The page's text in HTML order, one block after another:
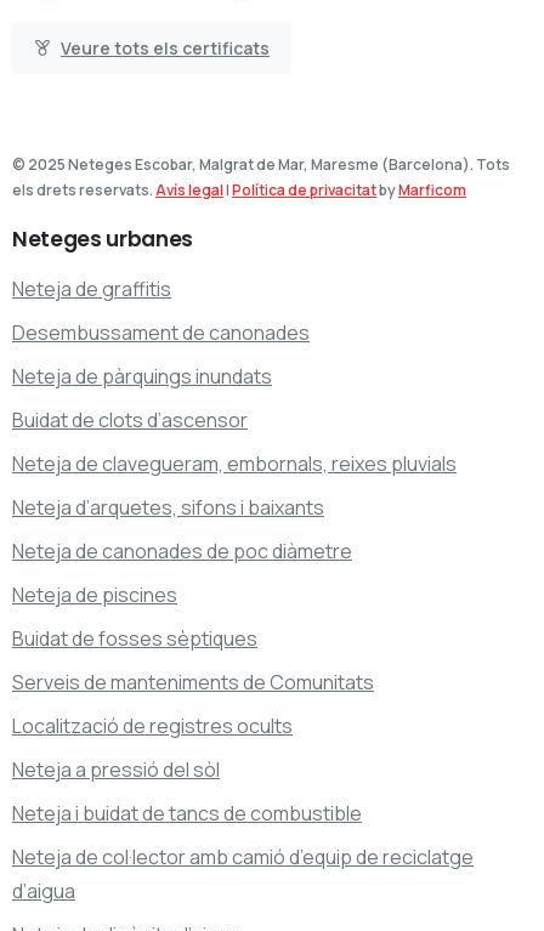
Veure tots els certificats
© 2025 Neteges Escobar, Malgrat de Mar, Maresme (Barcelona). Tots
els drets reservats.Avís legal|Política de privacitatbyMarficom
Neteges urbanes
Neteja de graffitis
Desembussament de canonades
Neteja de pàrquings inundats
Buidat de clots d’ascensor
Neteja de clavegueram, embornals, reixes pluvials
Neteja d’arquetes, sifons i baixants
Neteja de canonades de poc diàmetre
Neteja de piscines
Buidat de fosses sèptiques
Serveis de manteniments de Comunitats
Localització de registres ocults
Neteja a pressió del sòl
Neteja i buidat de tancs de combustible
Neteja de col·lector amb camió d’equip de reciclatge
d’aigua